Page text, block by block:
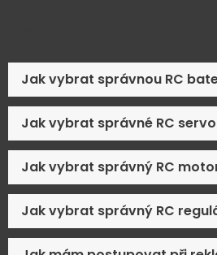
Jak vybrat správnou RC
Jak vybrat správné RC
Jak vybrat správný RC
Jak vybrat správný RC